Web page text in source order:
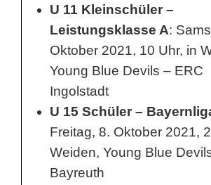
U 11 Kleinschüler –
Leistungsklasse A:
Oktober 2021, 10 Uhr, in
Young Blue Devils – ERC
Ingolstadt
U 15 Schüler –
Freitag, 8. Oktober 2021,
Weiden, Young Blue
Bayreuth